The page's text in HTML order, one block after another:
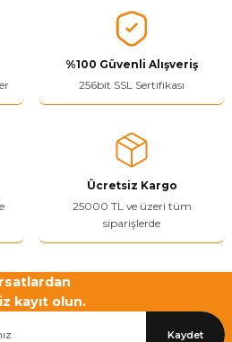
ederiz.
veya görüntülenemiyor.
pahalı.
olmalı.
Gönder
%100 Güvenli Alışveriş
256bit SSL Sertifikası
Ücretsiz Kargo
25000 TL ve üzeri tüm
siparişlerde
kayıt olun.
Kaydet